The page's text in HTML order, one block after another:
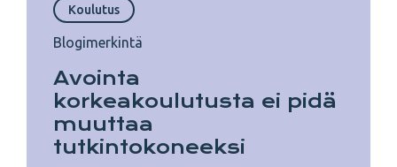
Koulutus
Blogimerkintä
Avointa
korkeakoulutusta ei pidä
muuttaa
tutkintokoneeksi